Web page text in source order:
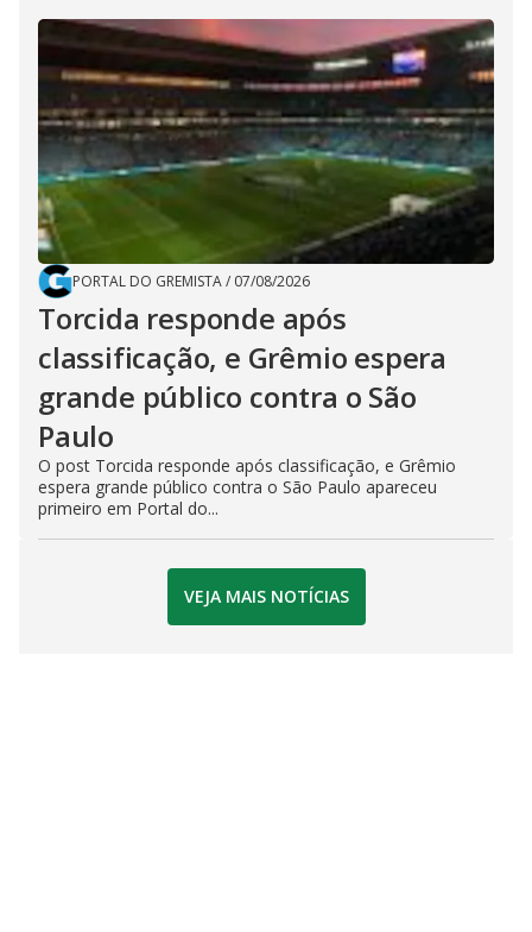
PORTAL DO GREMISTA/ 07/08/2026
Torcida responde após
classificação, e Grêmio espera
grande público contra o São
Paulo
O post Torcida responde após classificação, e Grêmio
espera grande público contra o São Paulo apareceu
primeiro em Portal do...
VEJA MAIS NOTÍCIAS